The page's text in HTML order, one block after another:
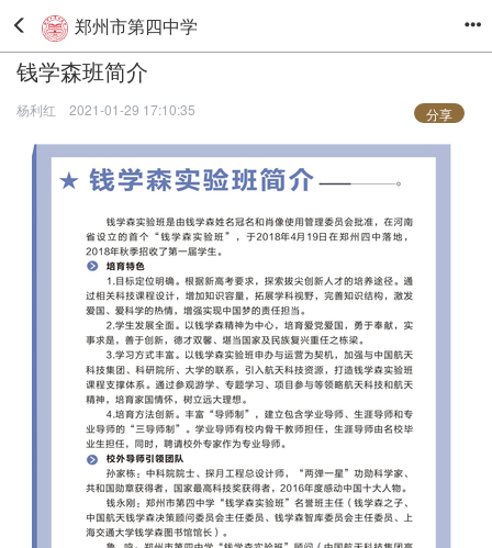
郑州市第四中学
钱学森班简介
杨利红 2021-01-29 17:10:35 分享